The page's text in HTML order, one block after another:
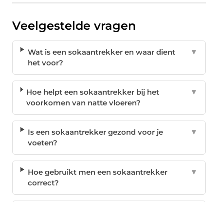
Veelgestelde vragen
Wat is een sokaantrekker en waar dient
het voor?
▼
Hoe helpt een sokaantrekker bij het
voorkomen van natte vloeren?
▼
Is een sokaantrekker gezond voor je
voeten?
▼
Hoe gebruikt men een sokaantrekker
correct?
▼